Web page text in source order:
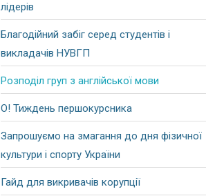
лідерів
Благодійний забіг серед студентів і
викладачів НУВГП
Розподіл груп з англійської мови
О! Тиждень першокурсника
Запрошуємо на змагання до дня фізичної
культури і спорту України
Гайд для викривачів корупції